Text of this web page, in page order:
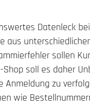
Datenleck
sollen
soll es daher
zu
wie